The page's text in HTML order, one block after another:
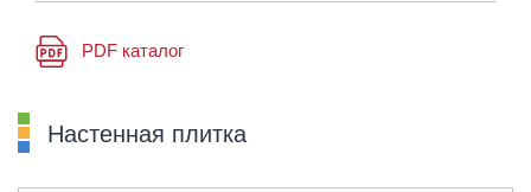
PDF каталог
Настенная плитка